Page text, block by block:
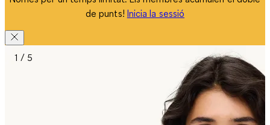
de punts! Inicia la sessió
1 / 5